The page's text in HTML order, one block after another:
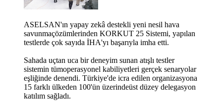
ASELSAN'ın yapay zekâ destekli yeni nesil hava
savunmaçözümlerinden KORKUT 25 Sistemi, yapılan
testlerde çok sayıda İHA'yı başarıyla imha etti.
Sahada uçtan uca bir deneyim sunan atışlı testler
sistemin tümoperasyonel kabiliyetleri gerçek senaryolar
eşliğinde denendi. Türkiye'de icra edilen organizasyona
15 farklı ülkeden 100'ün üzerindeüst düzey delegasyon
katılım sağladı.